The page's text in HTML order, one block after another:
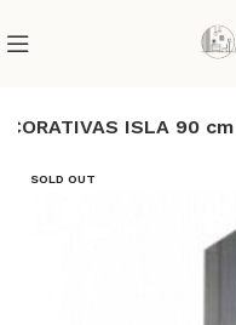
ISLA 90
SOLD OUT